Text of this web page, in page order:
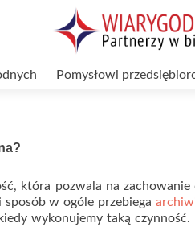
Pomysłowi
która pozwala na
w ogóle przebiega
wykonujemy taką czynność.